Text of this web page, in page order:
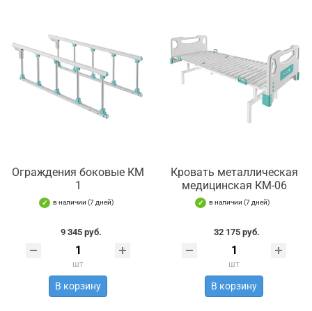
Ограждения боковые КМ
1
в наличии (7 дней)
9 345 руб.
шт
В корзину
Кровать металлическая
медицинская КМ-06
в наличии (7 дней)
32 175 руб.
шт
В корзину